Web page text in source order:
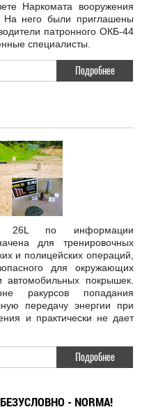
Наркомата вооружения
него были приглашены
патронного ОКБ-44
специалисты.
Подробнее
26L по информации
для тренировочных
и полицейских операций,
для окружающих
покрышек.
ракурсов попадания
передачу энергии при
и практически не дает
Подробнее
- NORMA!